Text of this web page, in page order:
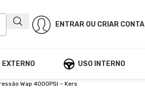
ENTRAR OU CRIAR CONTA
EXTERNO USO INTERNO
Wap 4000PSI – Kers